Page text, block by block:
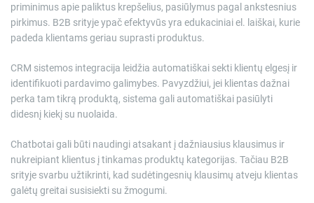
priminimus apie paliktus krepšelius, pasiūlymus pagal ankstesnius
pirkimus. B2B srityje ypač efektyvūs yra edukaciniai el. laiškai, kurie
padeda klientams geriau suprasti produktus.
CRM sistemos integracija leidžia automatiškai sekti klientų elgesį ir
identifikuoti pardavimo galimybes. Pavyzdžiui, jei klientas dažnai
perka tam tikrą produktą, sistema gali automatiškai pasiūlyti
didesnį kiekį su nuolaida.
Chatbotai gali būti naudingi atsakant į dažniausius klausimus ir
nukreipiant klientus į tinkamas produktų kategorijas. Tačiau B2B
srityje svarbu užtikrinti, kad sudėtingesnių klausimų atveju klientas
galėtų greitai susisiekti su žmogumi.